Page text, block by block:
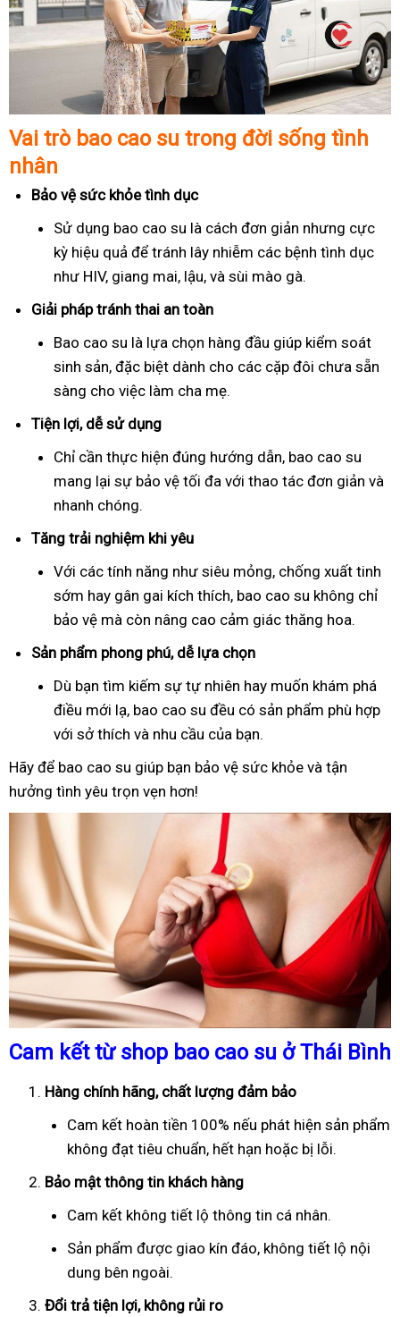
Vai trò bao cao su trong đời sống tình
nhân
Bảo vệ sức khỏe tình dục
Sử dụng bao cao su là cách đơn giản nhưng cực
kỳ hiệu quả để tránh lây nhiễm các bệnh tình dục
như HIV, giang mai, lậu, và sùi mào gà.
Giải pháp tránh thai an toàn
Bao cao su là lựa chọn hàng đầu giúp kiểm soát
sinh sản, đặc biệt dành cho các cặp đôi chưa sẵn
sàng cho việc làm cha mẹ.
Tiện lợi, dễ sử dụng
Chỉ cần thực hiện đúng hướng dẫn, bao cao su
mang lại sự bảo vệ tối đa với thao tác đơn giản và
nhanh chóng.
Tăng trải nghiệm khi yêu
Với các tính năng như siêu mỏng, chống xuất tinh
sớm hay gân gai kích thích, bao cao su không chỉ
bảo vệ mà còn nâng cao cảm giác thăng hoa.
Sản phẩm phong phú, dễ lựa chọn
Dù bạn tìm kiếm sự tự nhiên hay muốn khám phá
điều mới lạ, bao cao su đều có sản phẩm phù hợp
với sở thích và nhu cầu của bạn.
Hãy để bao cao su giúp bạn bảo vệ sức khỏe và tận
hưởng tình yêu trọn vẹn hơn!
Cam kết từ shop bao cao su ở Thái Bình
Hàng chính hãng, chất lượng đảm bảo
Cam kết hoàn tiền 100% nếu phát hiện sản phẩm
không đạt tiêu chuẩn, hết hạn hoặc bị lỗi.
Bảo mật thông tin khách hàng
Cam kết không tiết lộ thông tin cá nhân.
Sản phẩm được giao kín đáo, không tiết lộ nội
dung bên ngoài.
Đổi trả tiện lợi, không rủi ro